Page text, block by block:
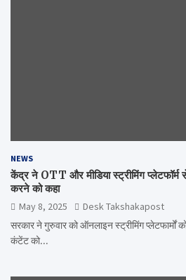
NEWS
केंद्र ने OTT और मीडिया स्ट्रीमिंग प्लेटफॉर्म
करने को कहा
May 8, 2025
Desk Takshakapost
सरकार ने गुरुवार को ऑनलाइन स्ट्रीमिंग प्लेटफार्मों
कंटेंट को…